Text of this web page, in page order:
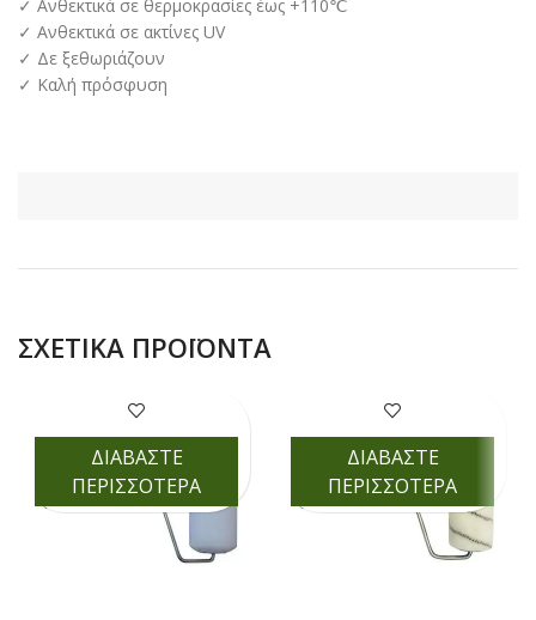
✓ Ανθεκτικά σε θερμοκρασίες έως +110℃
✓ Ανθεκτικά σε ακτίνες UV
✓ Δε ξεθωριάζουν
✓ Kαλή πρόσφυση
ΣΧΕΤΙΚΆ ΠΡΟΪΌΝΤΑ
ΔΙΑΒΑΣΤΕ
ΠΕΡΙΣΣΟΤΕΡΑ
ΔΙΑΒΑΣΤΕ
ΠΕΡΙΣΣΟΤΕΡΑ